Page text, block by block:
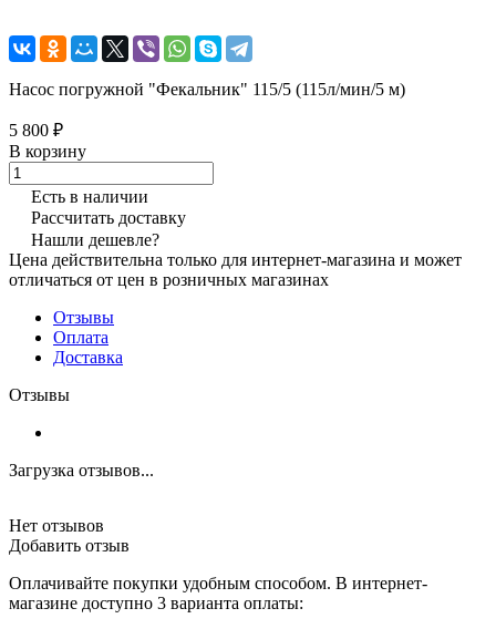
Насос погружной "Фекальник" 115/5 (115л/мин/5 м)
5 800 ₽
В корзину
Есть в наличии
Рассчитать доставку
Нашли дешевле?
Цена действительна только для интернет-магазина и может
отличаться от цен в розничных магазинах
Отзывы
Оплата
Доставка
Отзывы
Загрузка отзывов...
Нет отзывов
Добавить отзыв
Оплачивайте покупки удобным способом. В интернет-
магазине доступно 3 варианта оплаты: